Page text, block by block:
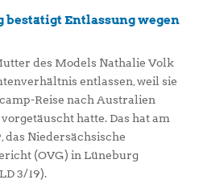
bestätigt Entlassung wegen
des Models Nathalie Volk
entlassen, weil sie
Reise nach Australien
hatte. Das hat am
das Niedersächsische
(OVG) in Lüneburg
3/19).